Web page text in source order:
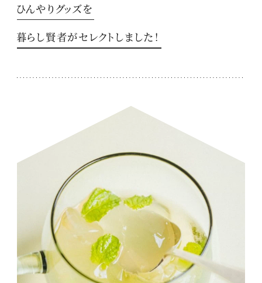
ひんやりグッズを
暮らし賢者がセレクトしました！